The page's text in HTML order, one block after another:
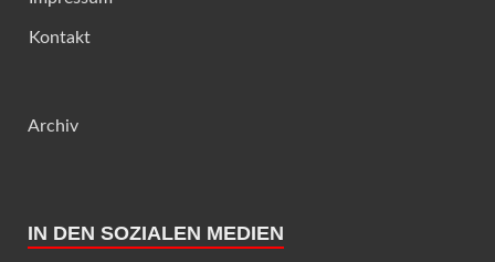
Kontakt
Archiv
IN DEN SOZIALEN MEDIEN